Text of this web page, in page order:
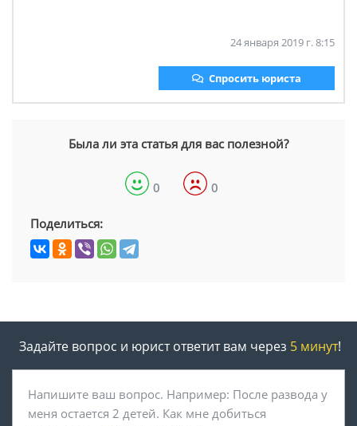
24 января 2019 г. 8:15
Спросить юриста
Была ли эта статья для вас полезной?
0 0
Поделиться:
Задайте вопрос и юрист ответит вам через 5 минут!